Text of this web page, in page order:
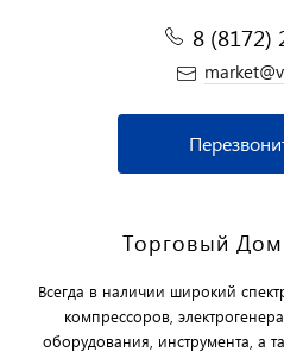
8 (8172)
Торговый
Всегда в наличии широкий
компрессоров,
оборудования, инструмента, а